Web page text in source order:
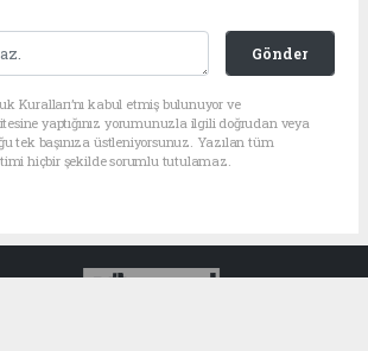
Gönder
Kuralları’nı kabul etmiş bulunuyor ve
yaptığınız yorumunuzla ilgili doğrudan veya
tek başınıza üstleniyorsunuz. Yazılan tüm
hiçbir şekilde sorumlu tutulamaz.